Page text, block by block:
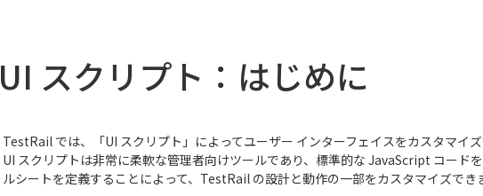
UI スクリプト：はじめに
TestRail では、「UI スクリプト」によってユーザー インターフェイスをカスタマイズ
UI スクリプトは非常に柔軟な管理者向けツールであり、標準的な JavaScript コード
ルシートを定義することによって、TestRail の設計と動作の一部をカスタマイズでき